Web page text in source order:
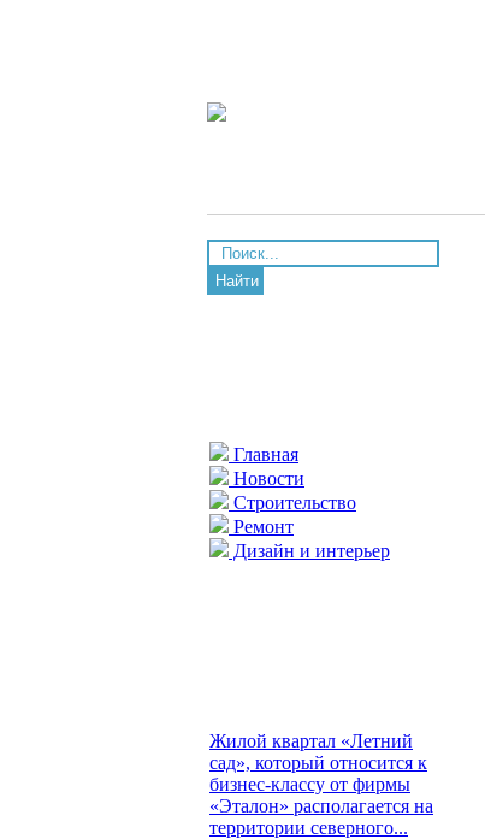
Найти
Главная
Новости
Строительство
Ремонт
Дизайн и интерьер
Жилой квартал «Летний
сад», который относится к
бизнес-классу от фирмы
«Эталон» располагается на
территории северного...